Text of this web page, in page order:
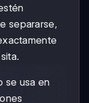
separarse,
se usa en